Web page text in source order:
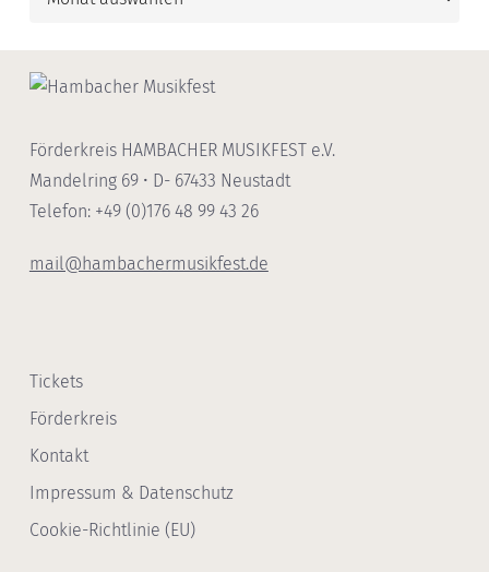
Förderkreis HAMBACHER MUSIKFEST e.V.
Mandelring 69 • D- 67433 Neustadt
Telefon: +49 (0)176 48 99 43 26
mail@hambachermusikfest.de
Tickets
Förderkreis
Kontakt
Impressum & Datenschutz
Cookie-Richtlinie (EU)